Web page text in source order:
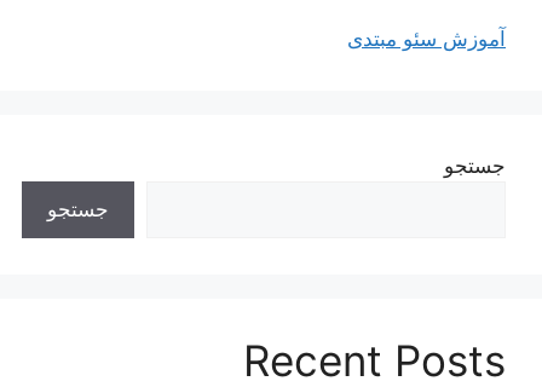
آموزش سئو مبتدی
جستجو
جستجو
Recent Posts